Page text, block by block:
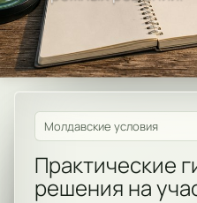
Молдавские условия
Практические
решения на